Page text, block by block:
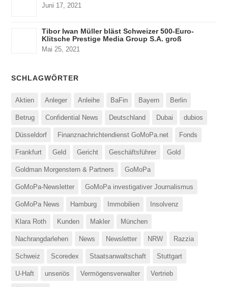
Juni 17, 2021
Tibor Iwan Müller bläst Schweizer 500-Euro-
Klitsche Prestige Media Group S.A. groß
Mai 25, 2021
SCHLAGWÖRTER
Aktien Anleger Anleihe BaFin Bayern Berlin
Betrug Confidential News Deutschland Dubai dubios
Düsseldorf Finanznachrichtendienst GoMoPa.net Fonds
Frankfurt Geld Gericht Geschäftsführer Gold
Goldman Morgenstern & Partners GoMoPa
GoMoPa-Newsletter GoMoPa investigativer Journalismus
GoMoPa News Hamburg Immobilien Insolvenz
Klara Roth Kunden Makler München
Nachrangdarlehen News Newsletter NRW Razzia
Schweiz Scoredex Staatsanwaltschaft Stuttgart
U-Haft unseriös Vermögensverwalter Vertrieb